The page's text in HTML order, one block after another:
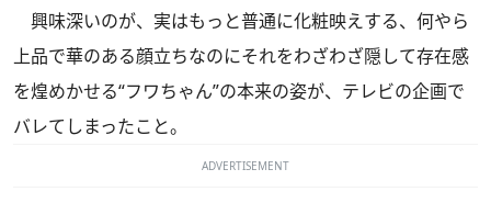
興味深いのが、実はもっと普通に化粧映えする、何やら
上品で華のある顔立ちなのにそれをわざわざ隠して存在感
を煌めかせる“フワちゃん”の本来の姿が、テレビの企画で
バレてしまったこと。
ADVERTISEMENT